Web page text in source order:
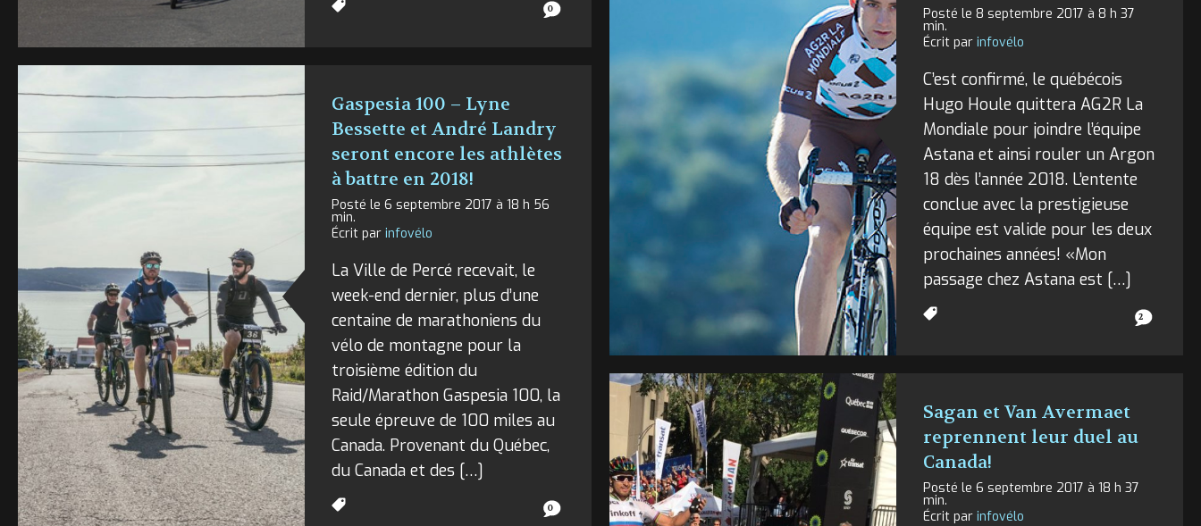
0 Posté le 8 septembre 2017 à 8 h 37
min.
Écrit par infovélo
C’est confirmé, le québécois
Hugo Houle quittera AG2R La
Mondiale pour joindre l’équipe
Astana et ainsi rouler un Argon
18 dès l’année 2018. L’entente
conclue avec la prestigieuse
équipe est valide pour les deux
prochaines années! «Mon
passage chez Astana est […]
2
Gaspesia 100 – Lyne
Bessette et André Landry
seront encore les athlètes
à battre en 2018!
Posté le 6 septembre 2017 à 18 h 56
min.
Écrit par infovélo
La Ville de Percé recevait, le
week-end dernier, plus d’une
centaine de marathoniens du
vélo de montagne pour la
troisième édition du
Raid/Marathon Gaspesia 100, la
seule épreuve de 100 miles au
Canada. Provenant du Québec,
du Canada et des […]
0
Sagan et Van Avermaet
reprennent leur duel au
Canada!
Posté le 6 septembre 2017 à 18 h 37
min.
Écrit par infovélo